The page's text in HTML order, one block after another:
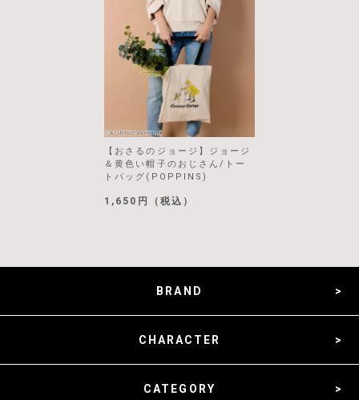
【おさるのジョージ】ジョージ
＆黄色い帽子のおじさん/トー
トバッグ(POPPINS)
1,650円（税込）
BRAND
CHARACTER
CATEGORY